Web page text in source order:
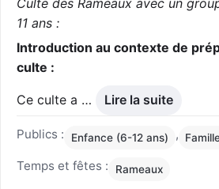
11 ans :
Introduction au contexte de
culte :
Ce culte a … Lire la suite
Publics : Enfance (6-12 ans) ,
Temps et fêtes : Rameaux